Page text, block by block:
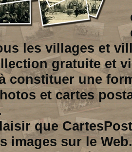
les villages et
gratuite et
constituer une
et cartes
que
images sur le Web.